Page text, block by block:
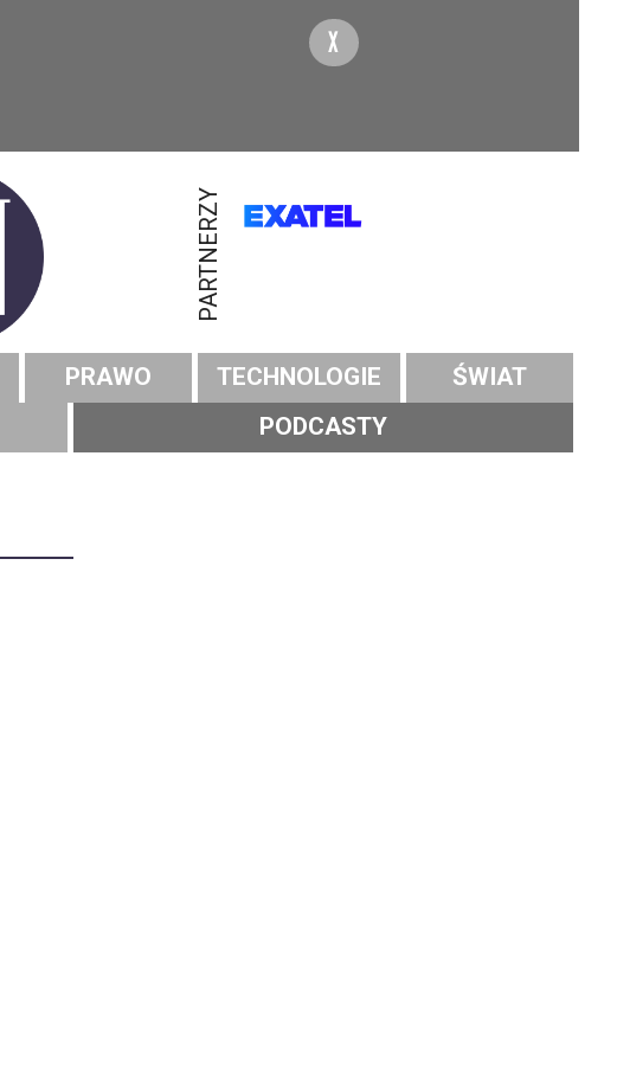
X
PARTNERZY
PRAWO TECHNOLOGIE
ŚWIAT
PODCASTY